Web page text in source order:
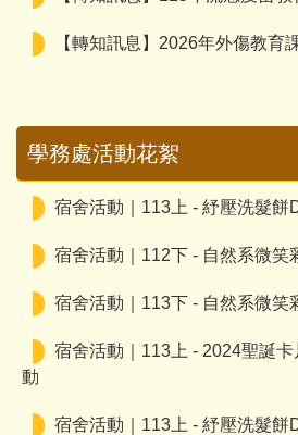
【轉知訊息】2026年外傷教育
【轉知訊息】COVID-19疫苗
【轉知訊息】115-116年
告
月28日止
學務處活動花絮
宿舍活動｜113上 - 2024聖誕
動
宿舍活動｜113上 - 紓壓洗髮餅
宿舍活動｜112下 - 自然系微笑
宿舍活動｜113下 - 自然系微笑
宿舍活動｜113上 - 2024聖誕
動
宿舍活動｜113上 - 紓壓洗髮餅